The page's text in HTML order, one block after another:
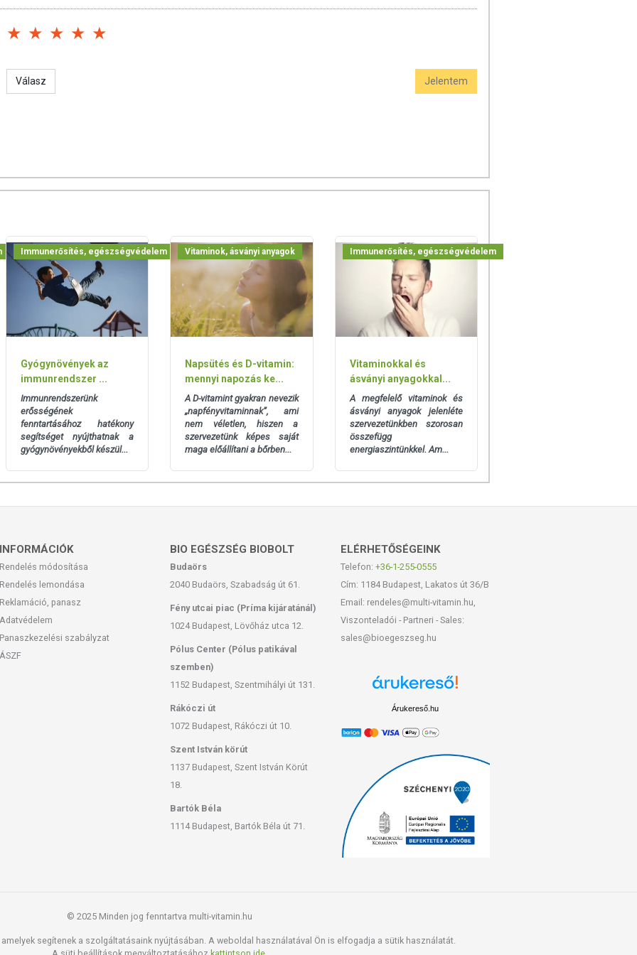
hiány megszűntetésével a magyarok halandósága 7-10
2-3 évvel nőne. A szükséges D-vitamin érték elérése 26
78 százalékkal a gyermekkorban kialakuló egyes típusú
és jelentős mértékben az influenza kockázatát.
50 µg D3-vitamint tartalmaz 2000IU (kolekalciferol formában,
softgel kapszula (zselatin, víz, glicerin).
élesztőt, búzát, glutént, szóját, tejet, tojást, kagylót, vagy
frissítjük, törekszünk arra, hogy naprakészek legyenek.
ennek ellenére a webshopon szereplő adatok (beleértve a
információkat is) csak tájékoztató jellegűek, a tényleges
adódóan. A friss, aktuális információkat a termékek
élettani hatással rendelkezhetnek, amely egyénenként
reklámozásuk során nem engedélyezett a készítményeknek
tulajdonítani.
vegyes étrendet és az egészséges életmódot!
nem az orvosi kezelés helyettesítésére alkalmas! Betegség
Az ajánlott napi fogyasztási mennyiséget ne lépje túl!
bármelyikére érzékeny vagy allergiás! Kisgyermektől elzárva
Válasz Jelentem
Immunerősítés, egészségvédelem
Gyógynövények az
immunrendszer ...
Immunrendszerünk
erősségének
fenntartásához hatékony
segítséget nyújthatnak a
gyógynövényekből készül...
Vitaminok, ásványi anyagok
Napsütés és D-vitamin:
mennyi napozás ke...
A D-vitamint gyakran nevezik
„napfényvitaminnak”, ami
nem véletlen, hiszen a
szervezetünk képes saját
maga előállítani a bőrben...
Immunerősítés, egészségvédelem
Vitaminokkal és
ásványi anyagokkal...
A megfelelő vitaminok és
ásványi anyagok jelenléte
szervezetünkben szorosan
összefügg
energiaszintünkkel. Am...
INFORMÁCIÓK
Rendelés módosítása
Rendelés lemondása
Reklamáció, panasz
Adatvédelem
Panaszkezelési szabályzat
ÁSZF
BIO EGÉSZSÉG BIOBOLT
Budaörs
2040 Budaörs, Szabadság út 61.
Fény utcai piac (Príma kijáratánál)
1024 Budapest, Lövőház utca 12.
Pólus Center (Pólus patikával
szemben)
1152 Budapest, Szentmihályi út 131.
Rákóczi út
1072 Budapest, Rákóczi út 10.
Szent István körút
1137 Budapest, Szent István Körút
18.
Bartók Béla
1114 Budapest, Bartók Béla út 71.
ELÉRHETŐSÉGEINK
Telefon: +36-1-255-0555
Cím: 1184 Budapest, Lakatos út 36/B
Email: rendeles@multi-vitamin.hu,
Viszonteladói - Partneri - Sales:
sales@bioegeszseg.hu
Árukereső.hu
© 2025 Minden jog fenntartva multi-vitamin.hu
segítenek a szolgáltatásaink nyújtásában. A weboldal használatával Ön is elfogadja a sütik használatát.